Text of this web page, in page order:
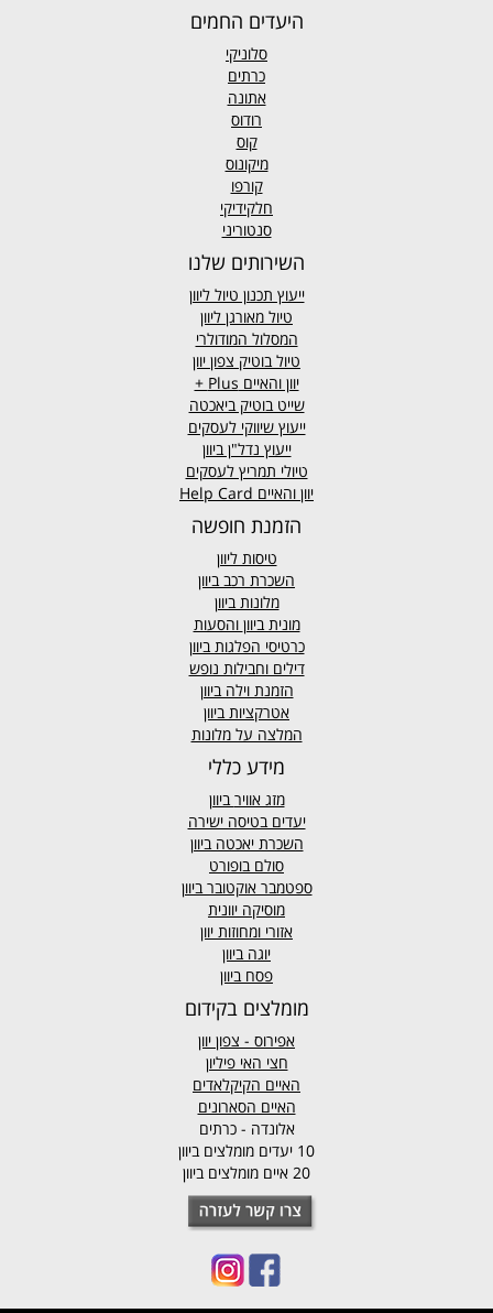
היעדים החמים
סלוניקי
כרתים
אתונה
רודוס
קוס
מיקונוס
קורפו
חלקידיקי
סנטוריני
השירותים שלנו
ייעוץ תכנון טיול ליוון
טיול מאורגן ליוון
המסלול המודולרי
טיול בוטיק צפון יוון
יוון והאיים Plus +
שייט בוטיק ביאכטה
ייעוץ שיווקי לעסקים
ייעוץ נדל"ן ביוון
טיולי תמריץ לעסקים
יוון והאיים Help Card
הזמנת חופשה
טיסות ליוון
השכרת רכב ביוון
מלונות ביוון
מונית ביוון והסעות
כרטיסי הפלגות ביוון
דילים וחבילות נופש
הזמנת וילה ביוון
אטרקציות ביוון
המלצה על מלונות
מידע כללי
מזג אוויר ביוון
יעדים בטיסה ישירה
השכרת יאכטה ביוון
סולם בופורט
ספטמבר אוקטובר ביוון
מוסיקה יוונית
אזורי ומחוזות יוון
יוגה ביוון
פסח ביוון
מומלצים בקידום
אפירוס - צפון יוון
חצי האי פיליון
האיים הקיקלאדים
האיים הסארונים
אלונדה - כרתים
10 יעדים מומלצים ביוון
20 איים מומלצים ביוון